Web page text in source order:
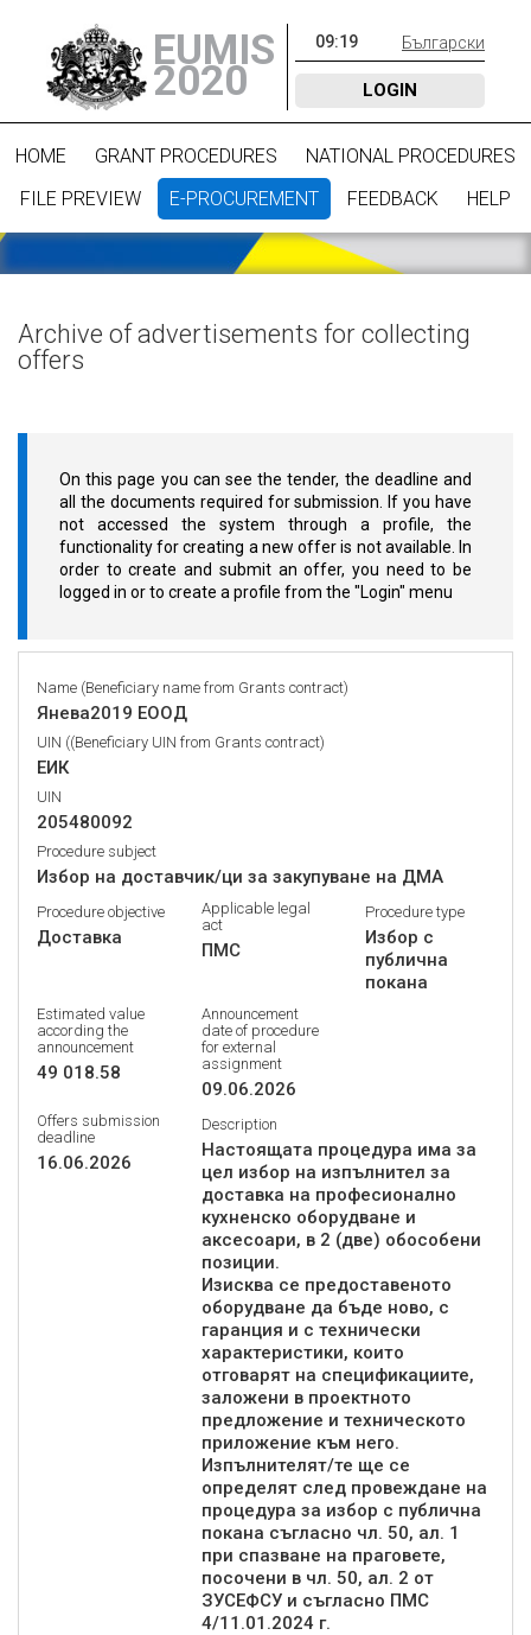
EUMIS
2020
09:19 Български
LOGIN
HOME GRANT PROCEDURES
NATIONAL PROCEDURES
FILE PREVIEW
E-PROCUREMENT FEEDBACK HELP
Archive of advertisements for collecting
offers
On this page you can see the tender, the deadline and
all the documents required for submission. If you have
not accessed the system through a profile, the
functionality for creating a new offer is not available. In
order to create and submit an offer, you need to be
logged in or to create a profile from the "Login" menu
Name (Beneficiary name from Grants contract)
Янева2019 ЕООД
UIN ((Beneficiary UIN from Grants contract)
ЕИК
UIN
205480092
Procedure subject
Избор на доставчик/ци за закупуване на ДМА
Procedure objective
Доставка
Applicable legal
act
ПМС
Procedure type
Избор с
публична
покана
Estimated value
according the
announcement
49 018.58
Announcement
date of procedure
for external
assignment
09.06.2026
Offers submission
deadline
16.06.2026
Description
Настоящата процедура има за
цел избор на изпълнител за
доставка на професионално
кухненско оборудване и
аксесоари, в 2 (две) обособени
позиции.
Изисква се предоставеното
оборудване да бъде ново, с
гаранция и с технически
характеристики, които
отговарят на спецификациите,
заложени в проектното
предложение и техническото
приложение към него.
Изпълнителят/те ще се
определят след провеждане на
процедура за избор с публична
покана съгласно чл. 50, ал. 1
при спазване на праговете,
посочени в чл. 50, ал. 2 от
ЗУСЕФСУ и съгласно ПМС
4/11.01.2024 г.